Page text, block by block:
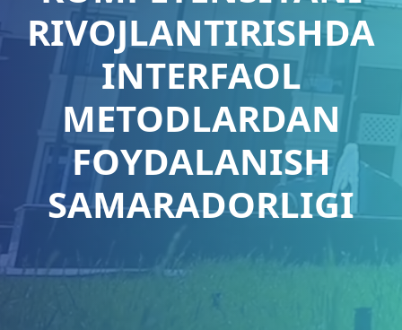
RIVOJLANTIRISHDA
INTERFAOL
METODLARDAN
FOYDALANISH
SAMARADORLIGI